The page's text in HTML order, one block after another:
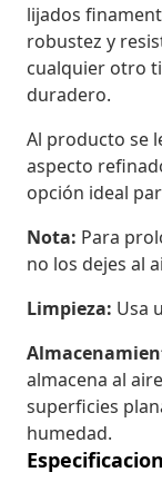
lijados
robustez y
cualquier otro
duradero.
Al producto se
aspecto
opción ideal
Nota: Para
no los dejes al
Limpieza: Usa
almacena al
superficies
humedad.